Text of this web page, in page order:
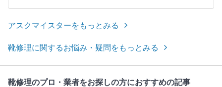
アスクマイスターをもっとみる
靴修理に関するお悩み・疑問をもっとみる
靴修理のプロ・業者をお探しの方におすすめの記事